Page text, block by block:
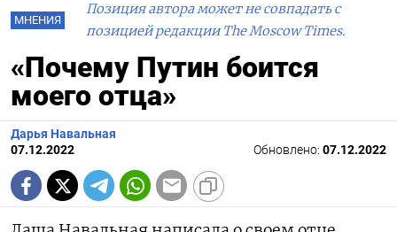
МНЕНИЯ
Позиция автора может не совпадать с
позицией редакции The Moscow Times.
«Почему Путин боится
моего отца»
Дарья Навальная
07.12.2022
Обновлено: 07.12.2022